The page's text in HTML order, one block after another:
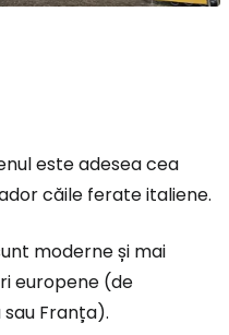
este adesea cea
căile ferate italiene.
moderne și mai
europene (de
Franța).